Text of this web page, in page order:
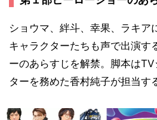
ショウマ、絆斗、幸果、ラキア
キャラクターたちも声で出演す
ーのあらすじを解禁。脚本は
ターを務めた香村純子が担当す